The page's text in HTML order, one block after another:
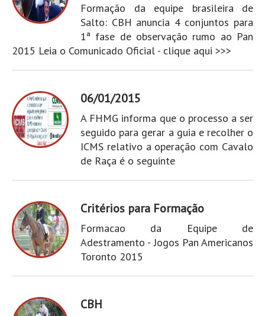
Formação da equipe brasileira de
Salto: CBH anuncia 4 conjuntos para
1ª fase de observação rumo ao Pan
2015 Leia o Comunicado Oficial - clique aqui >>>
06/01/2015
A FHMG informa que o processo a ser
seguido para gerar a guia e recolher o
ICMS relativo a operação com Cavalo
de Raça é o seguinte
Critérios para Formação
Formacao da Equipe de
Adestramento - Jogos Pan Americanos
Toronto 2015
CBH